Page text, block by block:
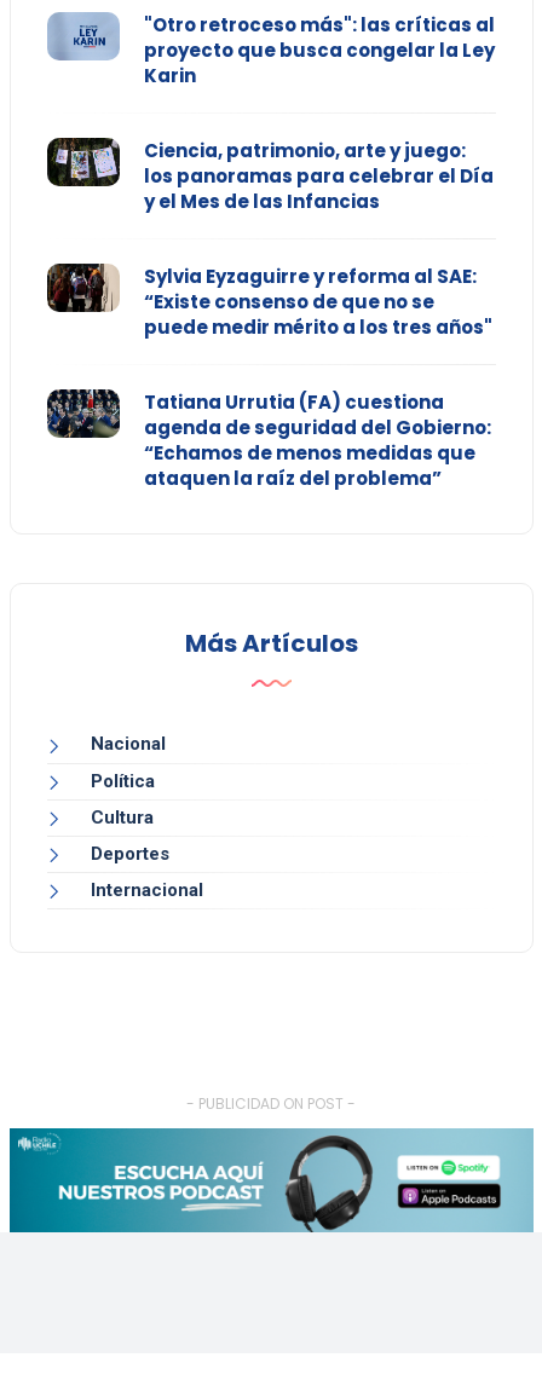
"Otro retroceso más": las críticas al
proyecto que busca congelar la Ley
Karin
Ciencia, patrimonio, arte y juego:
los panoramas para celebrar el Día
y el Mes de las Infancias
Sylvia Eyzaguirre y reforma al SAE:
“Existe consenso de que no se
puede medir mérito a los tres años"
Tatiana Urrutia (FA) cuestiona
agenda de seguridad del Gobierno:
“Echamos de menos medidas que
ataquen la raíz del problema”
Más Artículos
Nacional
Política
Cultura
Deportes
Internacional
- PUBLICIDAD ON POST -